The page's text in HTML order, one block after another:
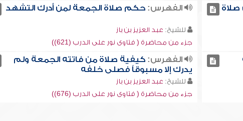
صلاة
الفهرس: حكم صلاة الجمعة لمن أدرك التشهد
للشيخ: عبد العزيز بن باز
جزء من محاضرة ( فتاوى نور على الدرب (621))
الفهرس: كيفية صلاة من فاتته الجمعة ولم
يدرك إلا مسبوقاً فصلى خلفه
للشيخ: عبد العزيز بن باز
جزء من محاضرة ( فتاوى نور على الدرب (676))